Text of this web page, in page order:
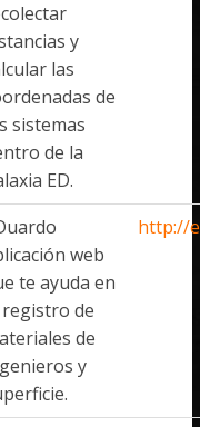
y
las
de
sistemas
de la
ED.
web
te ayuda en
de
de
y
http://